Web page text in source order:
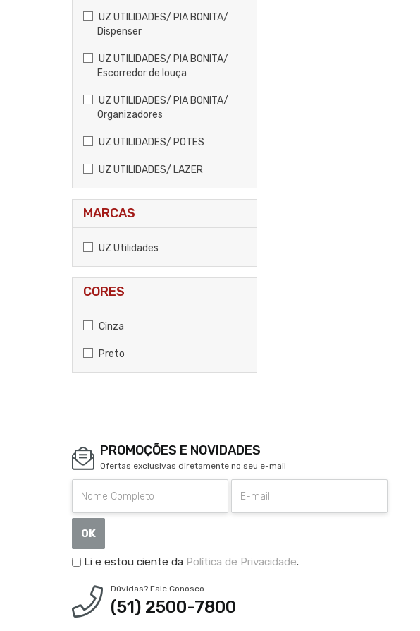
UZ UTILIDADES/ PIA BONITA/
Dispenser
UZ UTILIDADES/ PIA BONITA/
Escorredor de louça
UZ UTILIDADES/ PIA BONITA/
Organizadores
UZ UTILIDADES/ POTES
UZ UTILIDADES/ LAZER
MARCAS
UZ Utilidades
CORES
Cinza
Preto
PROMOÇÕES E NOVIDADES
Ofertas exclusivas diretamente no seu e-mail
OK
Li e estou ciente da Política de Privacidade.
Dúvidas? Fale Conosco
(51) 2500-7800